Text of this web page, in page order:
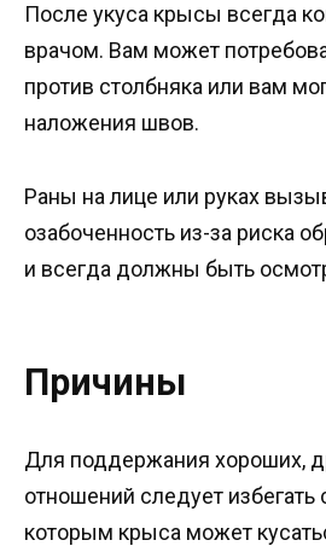
После укуса крысы всегда
врачом. Вам может
против столбняка или вам
наложения швов.
Раны на лице или руках
озабоченность из-за риска
и всегда должны быть
Причины
Для поддержания хороших,
отношений следует избегать
которым крыса может